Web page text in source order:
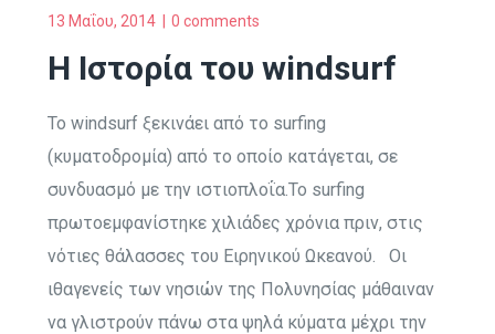
13 Μαΐου, 2014 0 comments
Η Ιστορία του windsurf
Το windsurf ξεκινάει από το surfing
(κυματοδρομία) από το οποίο κατάγεται, σε
συνδυασμό με την ιστιοπλοΐα.To surfing
πρωτοεμφανίστηκε χιλιάδες χρόνια πριν, στις
νότιες θάλασσες του Ειρηνικού Ωκεανού. Οι
ιθαγενείς των νησιών της Πολυνησίας μάθαιναν
να γλιστρούν πάνω στα ψηλά κύματα μέχρι την